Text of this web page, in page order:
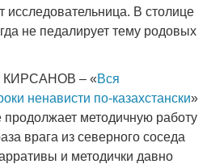
исследовательница. В столице
не педалирует тему родовых
КИРСАНОВ – «Вся
ненависти по-казахстански»
методичную работу
врага из северного соседа
и методички давно